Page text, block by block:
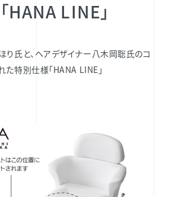
HANA LINE」
り氏と、ヘアデザイナー八木岡聡氏のコ
た特別仕様「HANA LINE」